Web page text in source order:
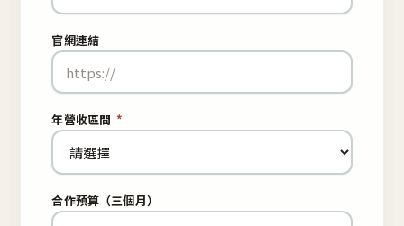
官網連結
年營收區間 *
合作預算（三個月）